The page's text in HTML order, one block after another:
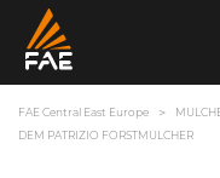
FAE Central East Europe
DEM PATRIZIO FORSTMULCHER